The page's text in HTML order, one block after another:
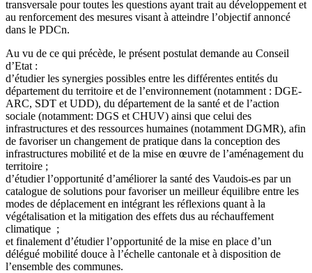
transversale pour toutes les questions ayant trait au développement et
au renforcement des mesures visant à atteindre l’objectif annoncé
dans le PDCn.
Au vu de ce qui précède, le présent postulat demande au Conseil
d’Etat :
d’étudier les synergies possibles entre les différentes entités du
département du territoire et de l’environnement (notamment : DGE-
ARC, SDT et UDD), du département de la santé et de l’action
sociale (notamment: DGS et CHUV) ainsi que celui des
infrastructures et des ressources humaines (notamment DGMR), afin
de favoriser un changement de pratique dans la conception des
infrastructures mobilité et de la mise en œuvre de l’aménagement du
territoire ;
d’étudier l’opportunité d’améliorer la santé des Vaudois-es par un
catalogue de solutions pour favoriser un meilleur équilibre entre les
modes de déplacement en intégrant les réflexions quant à la
végétalisation et la mitigation des effets dus au réchauffement
climatique ;
et finalement d’étudier l’opportunité de la mise en place d’un
délégué mobilité douce à l’échelle cantonale et à disposition de
l’ensemble des communes.